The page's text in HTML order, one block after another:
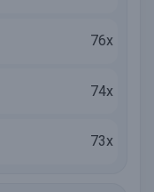
76x
74x
73x